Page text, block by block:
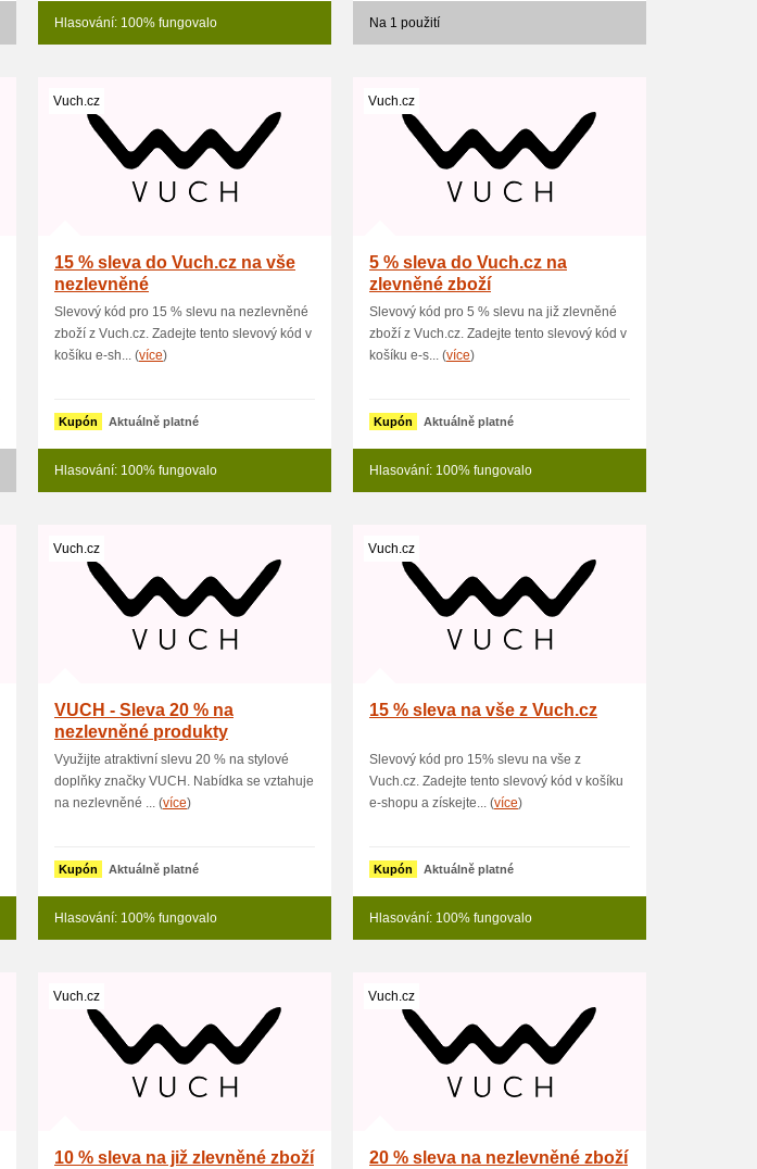
Hlasování: 100% fungovalo Na 1 použití
Vuch.cz
15 % sleva do Vuch.cz na vše
nezlevněné
Slevový kód pro 15 % slevu na nezlevněné
zboží z Vuch.cz. Zadejte tento slevový kód v
košíku e-sh... (více)
Kupón Aktuálně platné
Hlasování: 100% fungovalo
Vuch.cz
5 % sleva do Vuch.cz na
zlevněné zboží
Slevový kód pro 5 % slevu na již zlevněné
zboží z Vuch.cz. Zadejte tento slevový kód v
košíku e-s... (více)
Kupón Aktuálně platné
Hlasování: 100% fungovalo
Vuch.cz
VUCH - Sleva 20 % na
nezlevněné produkty
Využijte atraktivní slevu 20 % na stylové
doplňky značky VUCH. Nabídka se vztahuje
na nezlevněné ... (více)
Kupón Aktuálně platné
Hlasování: 100% fungovalo
Vuch.cz
15 % sleva na vše z Vuch.cz
Slevový kód pro 15% slevu na vše z
Vuch.cz. Zadejte tento slevový kód v košíku
e-shopu a získejte... (více)
Kupón Aktuálně platné
Hlasování: 100% fungovalo
Vuch.cz
10 % sleva na již zlevněné zboží
Vuch.cz
20 % sleva na nezlevněné zboží